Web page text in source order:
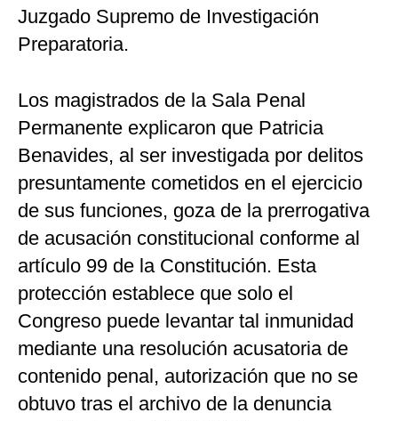
Juzgado Supremo de Investigación
Preparatoria.
Los magistrados de la Sala Penal
Permanente explicaron que Patricia
Benavides, al ser investigada por delitos
presuntamente cometidos en el ejercicio
de sus funciones, goza de la prerrogativa
de acusación constitucional conforme al
artículo 99 de la Constitución. Esta
protección establece que solo el
Congreso puede levantar tal inmunidad
mediante una resolución acusatoria de
contenido penal, autorización que no se
obtuvo tras el archivo de la denuncia